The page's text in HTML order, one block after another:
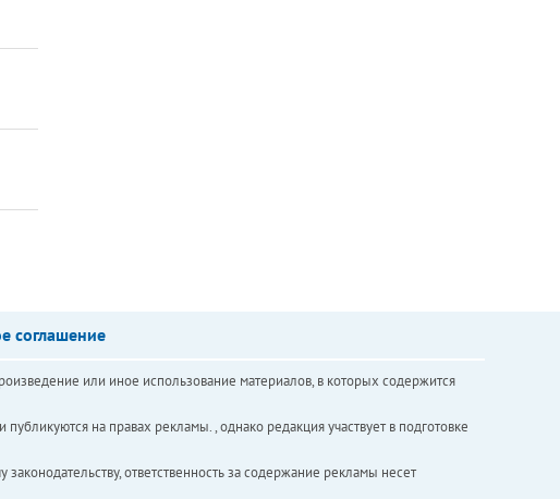
соглашение
или иное использование материалов, в которых содержится
на правах рекламы. , однако редакция участвует в подготовке
ответственность за содержание рекламы несет